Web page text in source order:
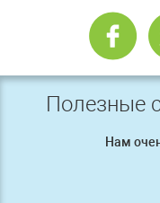
Полезные
Нам